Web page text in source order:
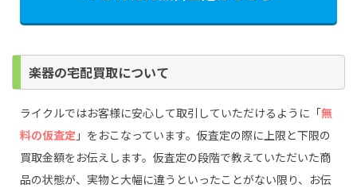
楽器の宅配買取について
ライクルではお客様に安心して取引していただけるように「無
料の仮査定 」をおこなっています。仮査定の際に上限と下限の
買取金額をお伝えします。仮査定の段階で教えていただいた商
品の状態が、実物と大幅に違うといったことがない限り、お伝